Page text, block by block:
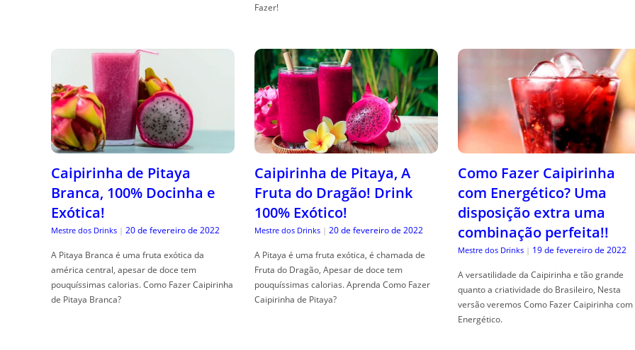
Fazer!
Caipirinha de Pitaya
Branca, 100% Docinha e
Exótica!
Mestre dos Drinks | 20 de fevereiro de 2022
A Pitaya Branca é uma fruta exótica da
américa central, apesar de doce tem
pouquíssimas calorias. Como Fazer Caipirinha
de Pitaya Branca?
Caipirinha de Pitaya, A
Fruta do Dragão! Drink
100% Exótico!
Mestre dos Drinks | 20 de fevereiro de 2022
A Pitaya é uma fruta exótica, é chamada de
Fruta do Dragão, Apesar de doce tem
pouquíssimas calorias. Aprenda Como Fazer
Caipirinha de Pitaya?
Como Fazer Caipirinha
com Energético? Uma
disposição extra uma
combinação perfeita!!
Mestre dos Drinks | 19 de fevereiro de 2022
A versatilidade da Caipirinha e tão grande
quanto a criatividade do Brasileiro, Nesta
versão veremos Como Fazer Caipirinha com
Energético.